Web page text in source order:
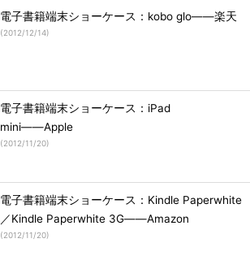
電子書籍端末ショーケース：kobo glo――楽天
(2012/12/14)
電子書籍端末ショーケース：iPad
mini――Apple
(2012/11/20)
電子書籍端末ショーケース：Kindle Paperwhite
／Kindle Paperwhite 3G――Amazon
(2012/11/20)